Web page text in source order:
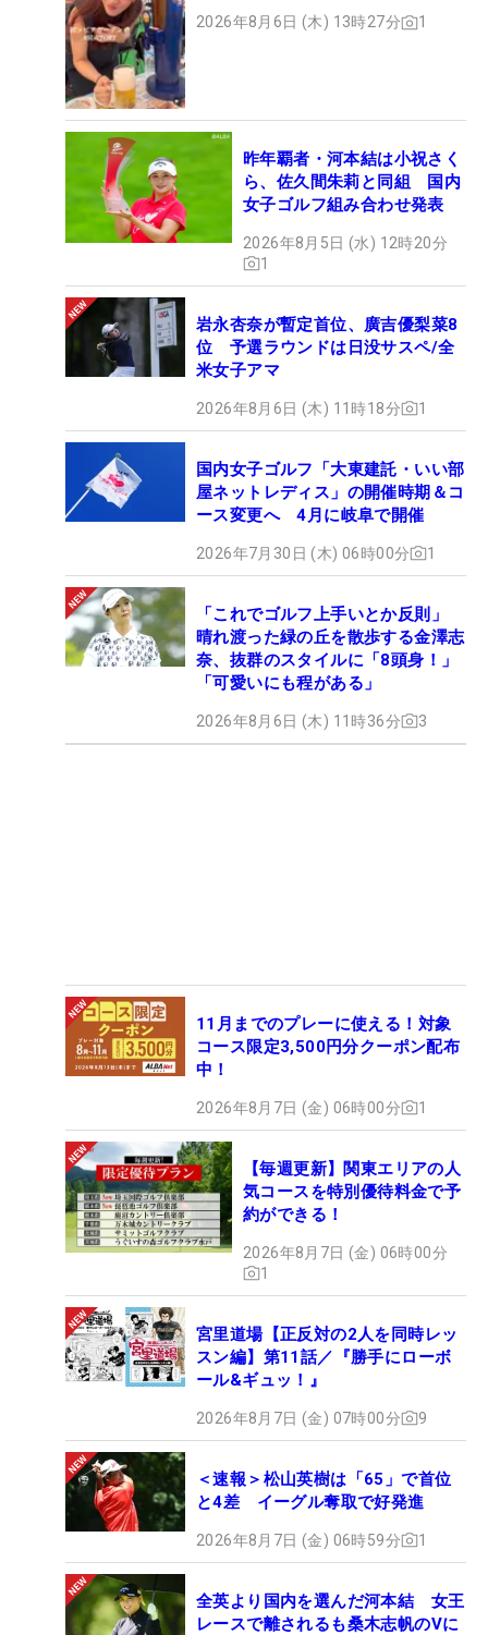
2026年8月6日 (木) 13時27分 1
昨年覇者・河本結は小祝さく
ら、佐久間朱莉と同組 国内
女子ゴルフ組み合わせ発表
2026年8月5日 (水) 12時20分
1
岩永杏奈が暫定首位、廣吉優梨菜8
位 予選ラウンドは日没サスペ/全
米女子アマ
2026年8月6日 (木) 11時18分 1
国内女子ゴルフ「大東建託・いい部
屋ネットレディス」の開催時期＆コ
ース変更へ 4月に岐阜で開催
2026年7月30日 (木) 06時00分 1
「これでゴルフ上手いとか反則」
晴れ渡った緑の丘を散歩する金澤志
奈、抜群のスタイルに「8頭身！」
「可愛いにも程がある」
2026年8月6日 (木) 11時36分 3
11月までのプレーに使える！対象
コース限定3,500円分クーポン配布
中！
2026年8月7日 (金) 06時00分 1
【毎週更新】関東エリアの人
気コースを特別優待料金で予
約ができる！
2026年8月7日 (金) 06時00分
1
宮里道場【正反対の2人を同時レッ
スン編】第11話／『勝手にローボ
ール&ギュッ！』
2026年8月7日 (金) 07時00分 9
＜速報＞松山英樹は「65」で首位
と4差 イーグル奪取で好発進
2026年8月7日 (金) 06時59分 1
全英より国内を選んだ河本結 女王
レースで離されるも桑木志帆のVに